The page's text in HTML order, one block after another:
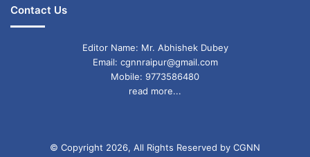
Contact Us
Editor Name: Mr. Abhishek Dubey
Email: cgnnraipur@gmail.com
Mobile: 9773586480
read more...
© Copyright 2026, All Rights Reserved by CGNN